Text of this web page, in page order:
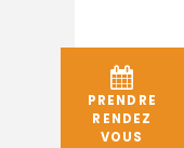
PRENDRE
RENDEZ
VOUS